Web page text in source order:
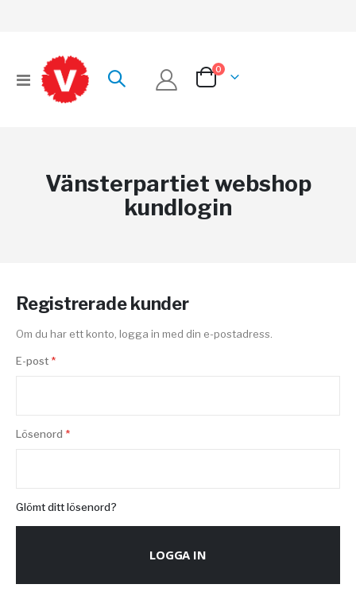
Växla
Nav
Cart
0artiklar
Vänsterpartiet webshop
kundlogin
Registrerade kunder
Om du har ett konto, logga in med din e-postadress.
E-post
Lösenord
Glömt ditt lösenord?
LOGGA IN